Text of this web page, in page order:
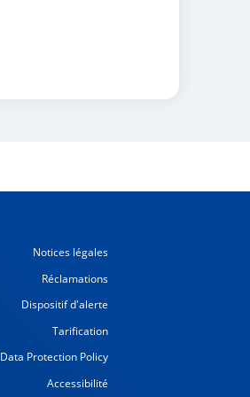
Notices légales
Réclamations
Dispositif d'alerte
Tarification
Data Protection Policy
Accessibilité